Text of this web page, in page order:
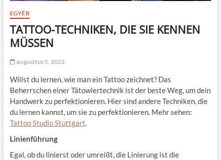
EGYÉB
TATTOO-TECHNIKEN, DIE SIE KENNEN
MÜSSEN
augusztus 5, 2022
Willst du lernen, wie man ein Tattoo zeichnet? Das
Beherrschen einer Tätowiertechnik ist der beste Weg, um dein
Handwerk zu perfektionieren. Hier sind andere Techniken, die
du lernen kannst, um sie zu perfektionieren. Mehr sehen:
Tattoo Studio Stuttgart.
Linienführung
Egal, ob du linierst oder umreißt, die Linierung ist die